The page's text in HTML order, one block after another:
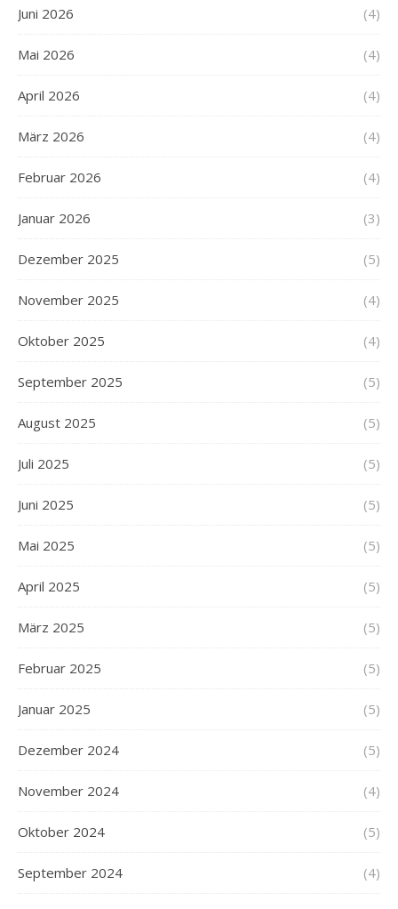
Juni 2026 (4)
Mai 2026 (4)
April 2026 (4)
März 2026 (4)
Februar 2026 (4)
Januar 2026 (3)
Dezember 2025 (5)
November 2025 (4)
Oktober 2025 (4)
September 2025 (5)
August 2025 (5)
Juli 2025 (5)
Juni 2025 (5)
Mai 2025 (5)
April 2025 (5)
März 2025 (5)
Februar 2025 (5)
Januar 2025 (5)
Dezember 2024 (5)
November 2024 (4)
Oktober 2024 (5)
September 2024 (4)